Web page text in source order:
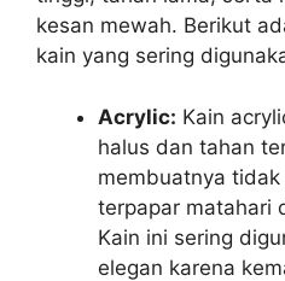
kesan mewah. Berikut
kain yang sering
Acrylic: Kain
halus dan tahan
membuatnya
terpapar matahari
Kain ini sering
elegan karena